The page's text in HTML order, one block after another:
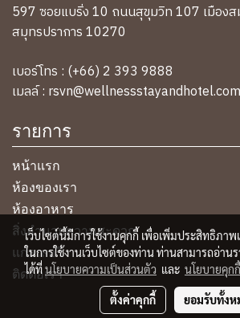
597 ซอยแบริ่ง 10 ถนนสุขุมวิท 107 เมืองส
สมุทรปราการ 10270
เบอร์โทร : (+66) 2 393 9888
เมลล์ : rsvn@wellnessstayandhotel.com
รายการ
หน้าแรก
ห้องของเรา
ห้องอาหาร
สิ่งอำนวยความสะดวก
แกลเลอรี่
ติดต่อเรา
เว็บไซต์นี้มีการใช้งานคุกกี้ เพื่อเพิ่มประสิทธิภา
ในการใช้งานเว็บไซต์ของท่าน ท่านสามารถอ่าน
ได้ที่นโยบายความเป็นส่วนตัว และ นโยบายคุกกี้
ตั้งค่าคุกกี้ ยอมรับทั้งห